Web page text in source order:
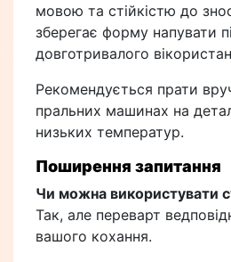
мовою та стiйкістю до
зберегає форму напувати
довготривалого
Рекомендується прати
пральних машинах на
низьких температур.
Поширення запитання
Чи можна використувати
Так, але переварт
вашого кохання.